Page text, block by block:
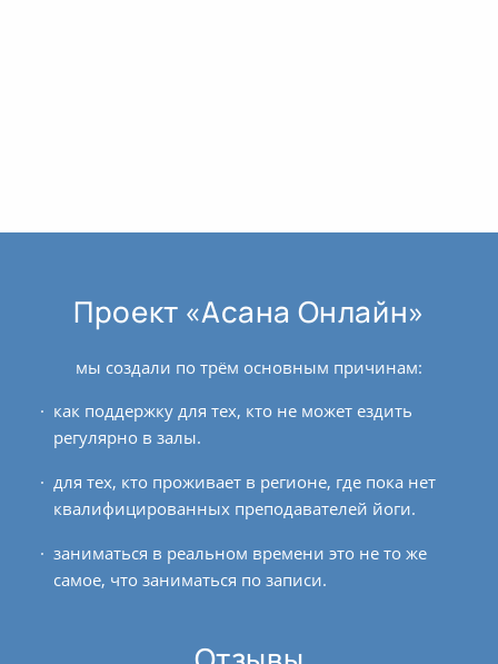
Проект «Асана Онлайн»
мы создали по трём основным причинам:
как поддержку для тех, кто не может ездить
регулярно в залы.
для тех, кто проживает в регионе, где пока нет
квалифицированных преподавателей йоги.
заниматься в реальном времени это не то же
самое, что заниматься по записи.